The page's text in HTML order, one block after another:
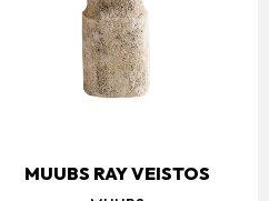
MUUBS RAY VEISTOS